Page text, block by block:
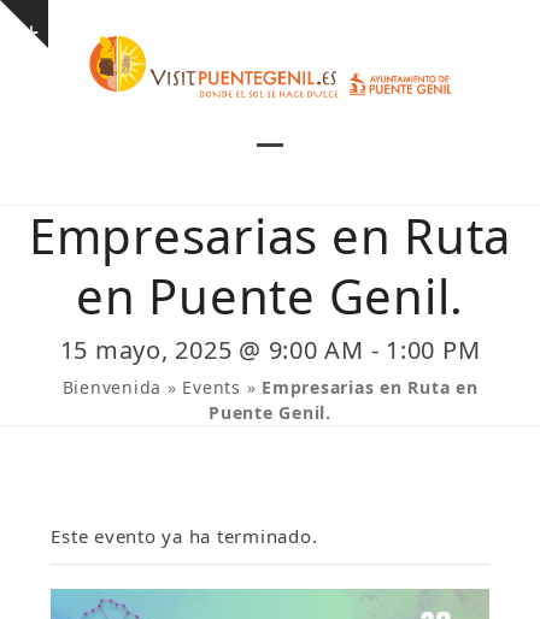
Skip
Show
mobile
menu
mobile
menu
Empresarias en Ruta
en Puente Genil.
15 mayo, 2025 @ 9:00 AM - 1:00 PM
Bienvenida » Events » Empresarias en Ruta en
Puente Genil.
Este evento ya ha terminado.